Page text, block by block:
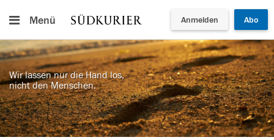
Menü Anmelden Abo
Wir lassen nur die Hand los,
nicht den Menschen.